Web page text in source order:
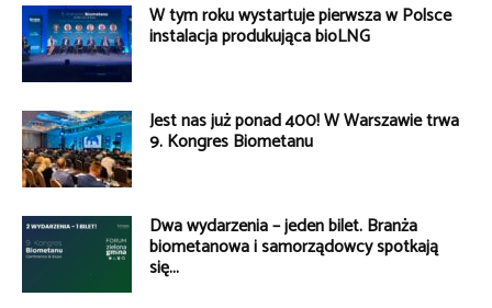
W tym roku wystartuje pierwsza w Polsce
instalacja produkująca bioLNG
Jest nas już ponad 400! W Warszawie trwa
9. Kongres Biometanu
Dwa wydarzenia – jeden bilet. Branża
biometanowa i samorządowcy spotkają
się...